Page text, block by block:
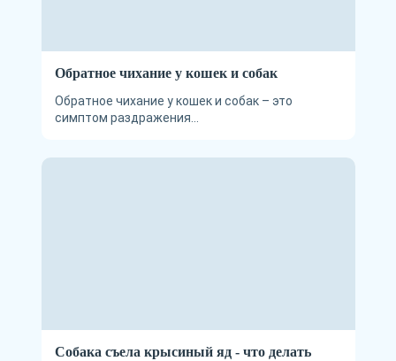
Обратное чихание у кошек и собак
Обратное чихание у кошек и собак – это
симптом раздражения...
Собака съела крысиный яд - что делать